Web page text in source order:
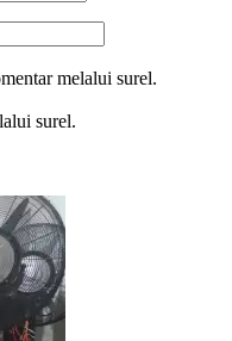
melalui surel.
surel.